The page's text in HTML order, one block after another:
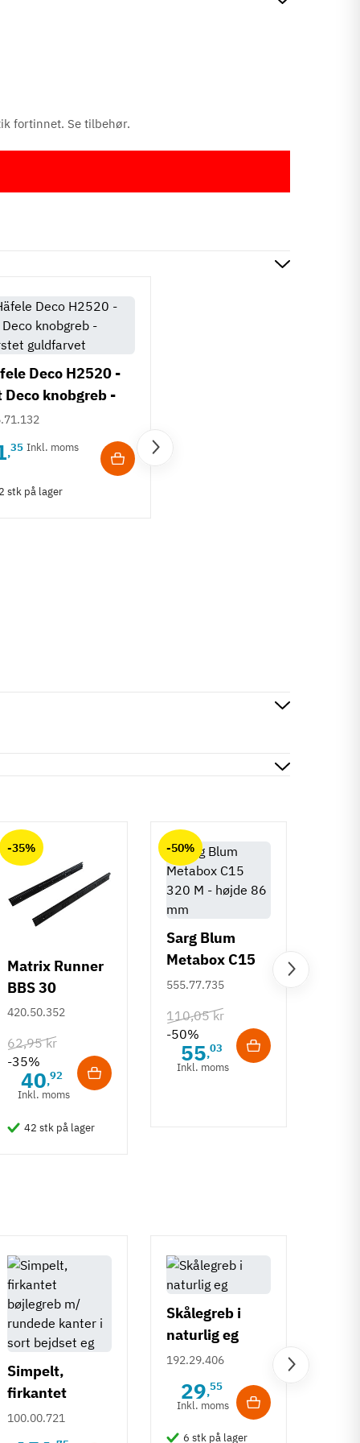
fortinnet. Se tilbehør.
Deco H2520 -
Deco knobgreb -
guldfarvet
,35 Inkl. moms
2 stk på lager
-35%
Matrix Runner
BBS 30
kugleudtræk -
420.50.352
62,95 kr
-35%
40,92
Inkl. moms
42 stk på lager
-50%
Sarg Blum
Metabox C15
320 M - højde
555.77.735
110,05 kr
-50%
55,03
Inkl. moms
Simpelt,
firkantet
bøjlegreb m/
rundede kanter
100.00.721
Skålegreb i
naturlig eg
med afrundede
192.29.406
29,55
Inkl. moms
6 stk på lager